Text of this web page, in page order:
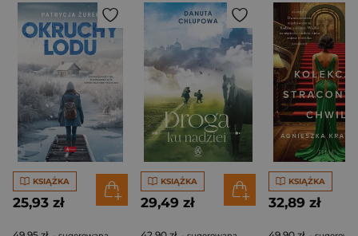
KSIĄŻKA
25,93 zł
KSIĄŻKA
29,49 zł
KSIĄŻKA
32,89 zł